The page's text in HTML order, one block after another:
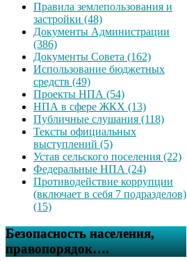
Правила землепользования и
застройки (48)
Документы Администрации
(386)
Документы Совета (162)
Использование бюджетных
средств (49)
Проекты НПА (54)
НПА в сфере ЖКХ (13)
Публичные слушания (118)
Тексты официальных
выступлений (5)
Устав сельского поселения (22)
Федеральные НПА (24)
Противодействие коррупции
(включает в себя 7 подразделов)
(15)
Безопасность населения,
правопорядок….